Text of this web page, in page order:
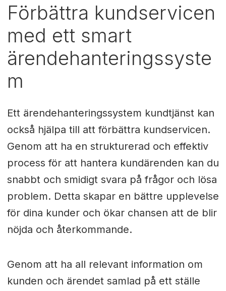
Förbättra kundservicen
med ett smart
ärendehanteringssyste
m
Ett ärendehanteringssystem kundtjänst kan
också hjälpa till att förbättra kundservicen.
Genom att ha en strukturerad och effektiv
process för att hantera kundärenden kan du
snabbt och smidigt svara på frågor och lösa
problem. Detta skapar en bättre upplevelse
för dina kunder och ökar chansen att de blir
nöjda och återkommande.
Genom att ha all relevant information om
kunden och ärendet samlad på ett ställe